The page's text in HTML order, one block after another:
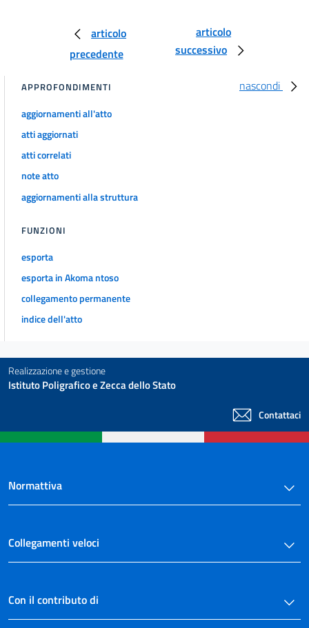
31
38
39
40
41
42
44
Sezione III
46
51
52
Alienazione e altri modi di trasmissione
articolo
precedente
articolo
successivo
nascondi
APPROFONDIMENTI
aggiornamenti all'atto
atti aggiornati
atti correlati
note atto
aggiornamenti alla struttura
FUNZIONI
esporta
esporta in Akoma ntoso
collegamento permanente
indice dell'atto
Realizzazione e gestione
Istituto Poligrafico e Zecca dello Stato
Contattaci
Normattiva
Collegamenti veloci
Con il contributo di